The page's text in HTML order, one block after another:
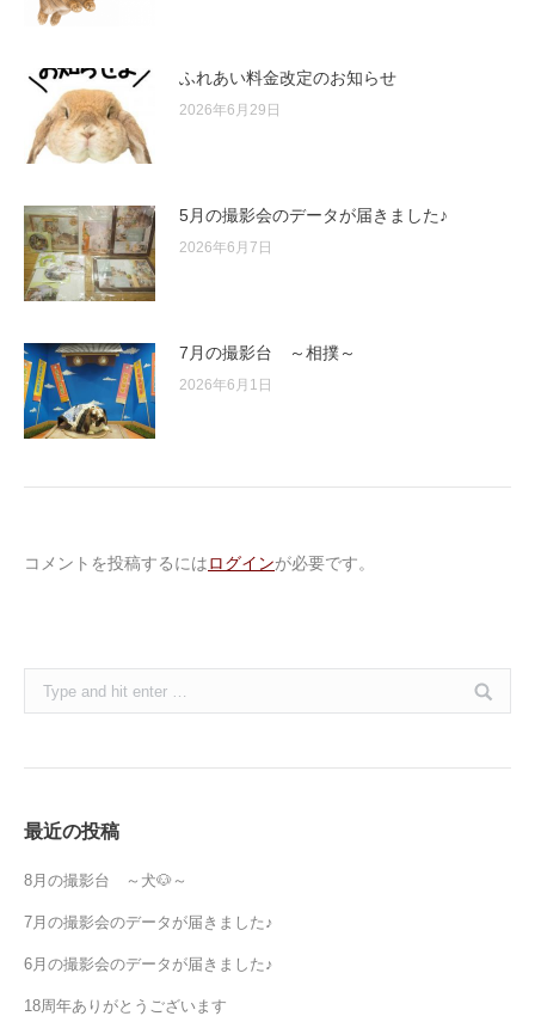
ふれあい料金改定のお知らせ
2026年6月29日
5月の撮影会のデータが届きました♪
2026年6月7日
7月の撮影台 ～相撲～
2026年6月1日
コメントを投稿するにはログインが必要です。
Search:
最近の投稿
8月の撮影台 ～犬🐶～
7月の撮影会のデータが届きました♪
6月の撮影会のデータが届きました♪
18周年ありがとうございます